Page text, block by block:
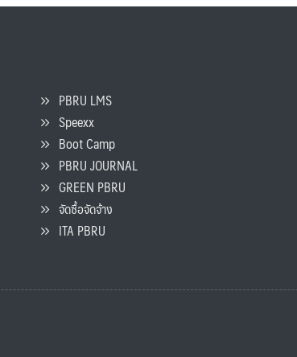
PBRU LMS
Speexx
Boot Camp
PBRU JOURNAL
GREEN PBRU
จัดซื้อจัดจ้าง
ITA PBRU